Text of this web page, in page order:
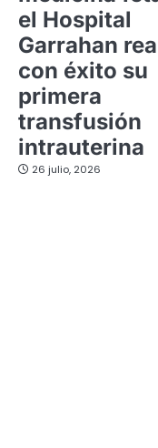
el Hospital
Garrahan
con éxito su
primera
transfusión
intrauterina
26 julio, 2026